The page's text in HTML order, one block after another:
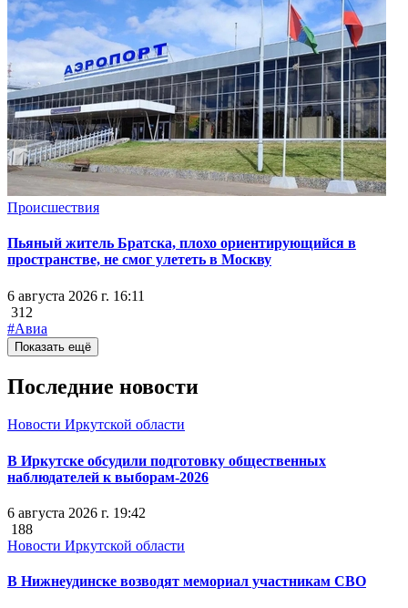
Происшествия
Пьяный житель Братска, плохо ориентирующийся в
пространстве, не смог улететь в Москву
6 августа 2026 г. 16:11
312
#Авиа
Показать ещё
Последние новости
Новости Иркутской области
В Иркутске обсудили подготовку общественных
наблюдателей к выборам-2026
6 августа 2026 г. 19:42
188
Новости Иркутской области
В Нижнеудинске возводят мемориал участникам СВО